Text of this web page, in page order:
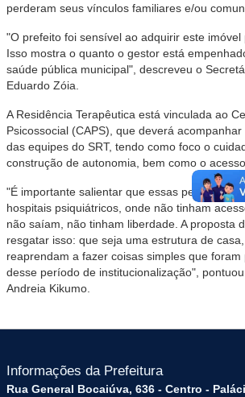
perderam seus vínculos familiares e/ou
"O prefeito foi sensível ao adquirir este imóvel
Isso mostra o quanto o gestor está
saúde pública municipal", descreveu o
Eduardo Zóia.
A Residência Terapêutica está vinculada ao
Psicossocial (CAPS), que deverá
das equipes do SRT, tendo como foco o
construção de autonomia, bem como o
"É importante salientar que essas pessoas
hospitais psiquiátricos, onde não tinham
não saíam, não tinham liberdade. A proposta
resgatar isso: que seja uma estrutura de
reaprendam a fazer coisas simples que
desse período de institucionalização",
Andreia Kikumo.
Informações da Prefeitura
Rua General Bocaiúva, 636 - Centro -